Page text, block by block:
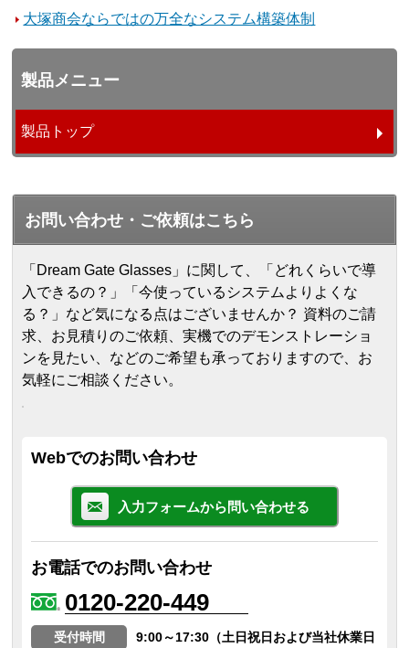
大塚商会ならではの万全なシステム構築体制
製品メニュー
製品トップ
お問い合わせ・ご依頼はこちら
「Dream Gate Glasses」に関して、「どれくらいで導
入できるの？」「今使っているシステムよりよくな
る？」など気になる点はございませんか？ 資料のご請
求、お見積りのご依頼、実機でのデモンストレーショ
ンを見たい、などのご希望も承っておりますので、お
気軽にご相談ください。
Webでのお問い合わせ
入力フォームから問い合わせる
お電話でのお問い合わせ
0120-220-449
受付時間
9:00～17:30（土日祝日および当社休業日